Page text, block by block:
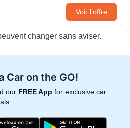
Voir l’offre
changer sans aviser.
Car on the GO!
our FREE App for exclusive car